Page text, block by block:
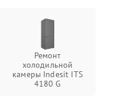
Ремонт
холодильной
камеры Indesit ITS
4180 G